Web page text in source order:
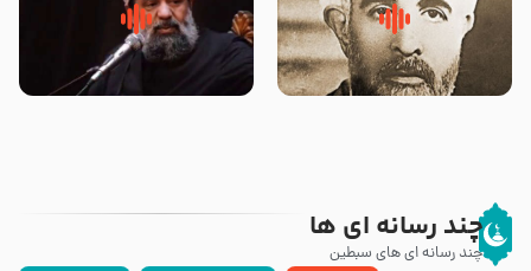
روضه‌ی مجلس یزید ملعون و
اسارت اهل‌بیت علیهم‌السلام –
سلام جوانی که امام حسین علیه
السلام خودش جوابش را دادند
چند رسانه ای ها
چند رسانه ای های سبطین